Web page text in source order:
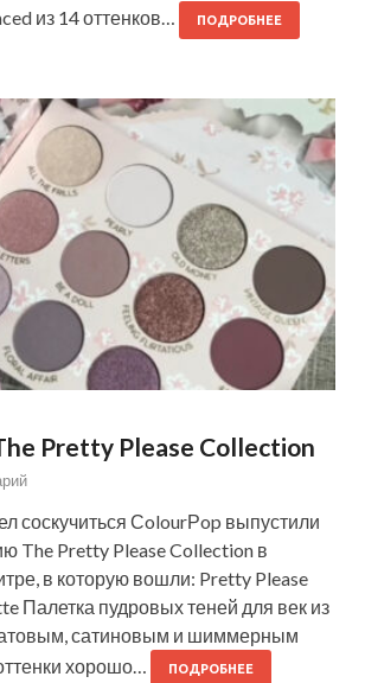
из 14 оттенков…
ПОДРОБНЕЕ
Pretty Please Collection
соскучиться СolourРop выпустили
The Pretty Please Collection в
в которую вошли: Pretty Please
Палетка пудровых теней для век из
сатиновым и шиммерным
хорошо…
ПОДРОБНЕЕ